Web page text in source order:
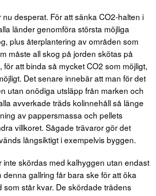
nu desperat. För att sänka CO2-halten i
länder genomföra största möjliga
plus återplantering av områden som
måste all skog på jorden skötas på
att binda så mycket CO2 som möjligt,
Det senare innebär att man för det
utan onödiga utsläpp från marken och
avverkade träds kolinnehåll så länge
av pappersmassa och pellets
villkoret. Sågade trävaror gör det
långsiktigt i exempelvis byggen.
inte skördas med kalhyggen utan endast
gallring får bara ske för att öka
som står kvar. De skördade trädens